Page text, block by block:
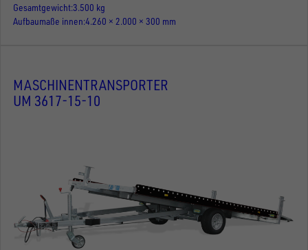
Gesamtgewicht3.500 kg
Aufbaumaße innen 4.260 × 2.000 × 300 mm
MASCHINENTRANSPORTER
UM 3617-15-10